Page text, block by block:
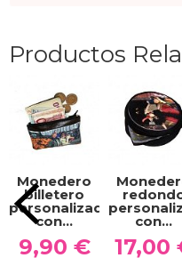
Productos
Monedero
billetero
personalizado
con...
9,90 €
con...
17,00